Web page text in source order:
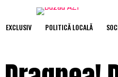
EXCLUSIV POLITICĂ LOCALĂ